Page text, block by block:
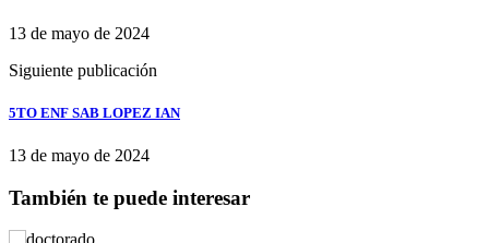
13 de mayo de 2024
Siguiente publicación
5TO ENF SAB LOPEZ IAN
13 de mayo de 2024
También te puede interesar